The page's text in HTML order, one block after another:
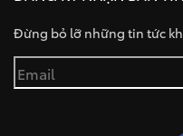
Đừng bỏ lỡ những tin tức